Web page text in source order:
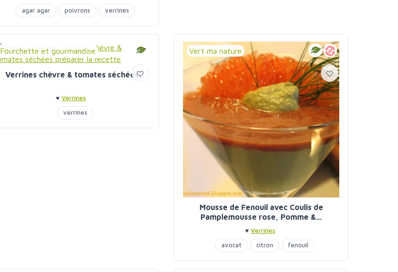
agar agar
poivrons verrines
Fourchette et gourmandise
Verrines chèvre & tomates séchées
♥ Verrines
verrines
Vert ma nature
Mousse de Fenouil avec Coulis de
Pamplemousse rose, Pomme &...
♥ Verrines
avocat
citron fenouil
pamplemousse pommes verrines